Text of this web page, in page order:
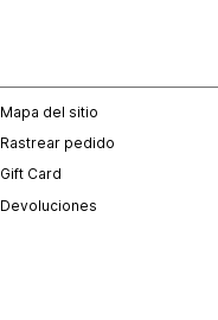
Mapa del sitio
Rastrear pedido
Gift Card
Devoluciones